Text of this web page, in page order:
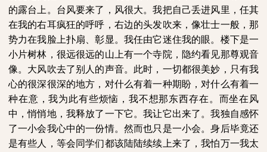
的露台上。台风要来了，风很大。我把自己丢进风里，任其
在我的右耳疯狂的呼呼，右边的头发吹来，像壮士一般，那
势力在我脸上扑扇、彰显。我任由它迷住我的眼。楼下是一
小片树林，很远很远的山上有一个寺院，隐约看见那尊观音
像。大风吹去了别人的声音。此时，一切都很美妙，只有我
心的很深很深的地方，对什么有着一种期盼，对什么有着一
种在意，我为此有些烦恼，我不想那东西存在。而坐在风
中，悄悄地，我释放了一下它。我让它出来了。我独自感怀
了一小会我心中的一份情。然而也只是一小会。身后毕竟还
是有些人，等会同学们都该陆陆续续上来了，我怕万一我太